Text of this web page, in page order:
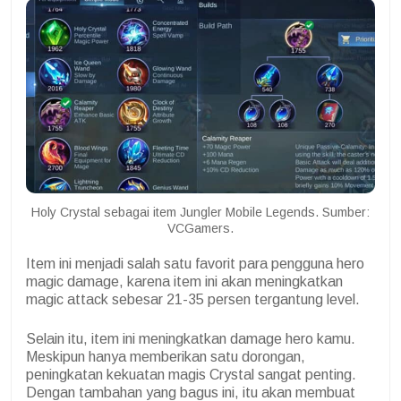
Holy Crystal sebagai item Jungler Mobile Legends. Sumber:
VCGamers.
Item ini menjadi salah satu favorit para pengguna hero
magic damage, karena item ini akan meningkatkan
magic attack sebesar 21-35 persen tergantung level.
Selain itu, item ini meningkatkan damage hero kamu.
Meskipun hanya memberikan satu dorongan,
peningkatan kekuatan magis Crystal sangat penting.
Dengan tambahan yang bagus ini, itu akan membuat